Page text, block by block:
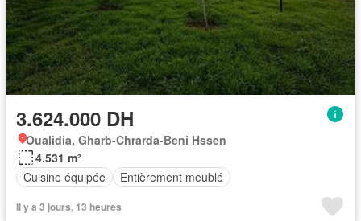
3.624.000 DH
Oualidia, Gharb-Chrarda-Beni Hssen
4.531 m²
Cuisine équipée
Entièrement meublé
Il y a 3 jours, 13 heures